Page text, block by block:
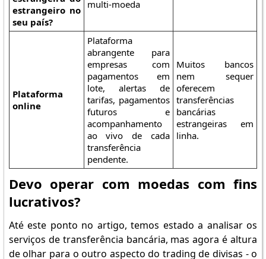
estrangeiro no
seu país?
multi-moeda
Plataforma
online
Plataforma
abrangente para
empresas com
pagamentos em
lote, alertas de
tarifas, pagamentos
futuros e
acompanhamento
ao vivo de cada
transferência
pendente.
Muitos bancos
nem sequer
oferecem
transferências
bancárias
estrangeiras em
linha.
Devo operar com moedas com fins
lucrativos?
Até este ponto no artigo, temos estado a analisar os
serviços de transferência bancária, mas agora é altura
de olhar para o outro aspecto do trading de divisas - o